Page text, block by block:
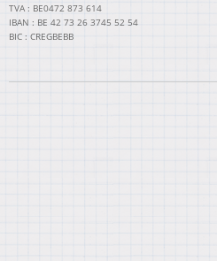
TVA : BE0472 873 614
IBAN : BE 42 73 26 3745 52 54
BIC : CREGBEBB